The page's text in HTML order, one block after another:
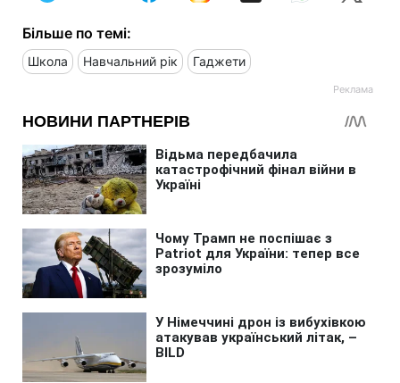
Більше по темі:
Школа Навчальний рік Гаджети